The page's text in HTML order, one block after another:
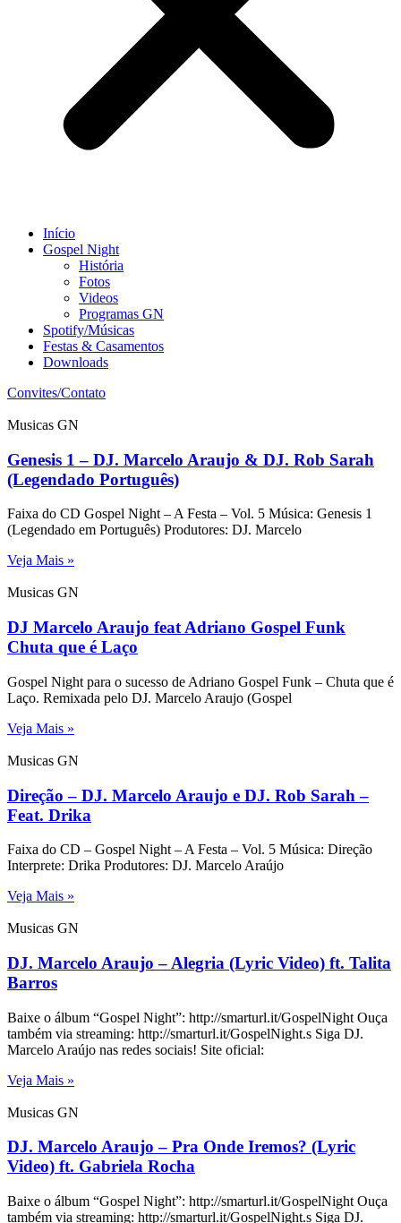
Início
Gospel Night
História
Fotos
Videos
Programas GN
Spotify/Músicas
Festas & Casamentos
Downloads
Convites/Contato
Musicas GN
Genesis 1 – DJ. Marcelo Araujo & DJ. Rob Sarah
(Legendado Português)
Faixa do CD Gospel Night – A Festa – Vol. 5 Música: Genesis 1
(Legendado em Português) Produtores: DJ. Marcelo
Veja Mais »
Musicas GN
DJ Marcelo Araujo feat Adriano Gospel Funk
Chuta que é Laço
Gospel Night para o sucesso de Adriano Gospel Funk – Chuta que é
Laço. Remixada pelo DJ. Marcelo Araujo (Gospel
Veja Mais »
Musicas GN
Direção – DJ. Marcelo Araujo e DJ. Rob Sarah –
Feat. Drika
Faixa do CD – Gospel Night – A Festa – Vol. 5 Música: Direção
Interprete: Drika Produtores: DJ. Marcelo Araújo
Veja Mais »
Musicas GN
DJ. Marcelo Araujo – Alegria (Lyric Video) ft. Talita
Barros
Baixe o álbum “Gospel Night”: http://smarturl.it/GospelNight Ouça
também via streaming: http://smarturl.it/GospelNight.s Siga DJ.
Marcelo Araújo nas redes sociais! Site oficial:
Veja Mais »
Musicas GN
DJ. Marcelo Araujo – Pra Onde Iremos? (Lyric
Video) ft. Gabriela Rocha
Baixe o álbum “Gospel Night”: http://smarturl.it/GospelNight Ouça
também via streaming: http://smarturl.it/GospelNight.s Siga DJ.